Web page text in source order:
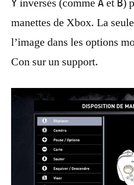
Y inversés (comme A et B)
manettes de Xbox. La
l’image dans les options
Con sur un support.